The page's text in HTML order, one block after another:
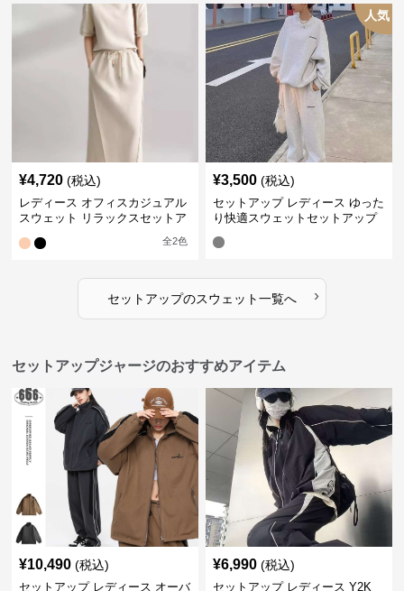
¥4,720 (税込)
レディース オフィスカジュアル
スウェット リラックスセットア
全2色
人気
¥3,500 (税込)
セットアップ レディース ゆった
り快適スウェットセットアップ
セットアップのスウェット一覧へ ›
セットアップジャージのおすすめアイテム
¥10,490 (税込)
セットアップ レディース オーバ
¥6,990 (税込)
セットアップ レディース Y2K